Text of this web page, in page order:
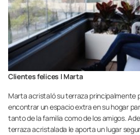
Clientes felices | Marta
Marta acristaló su terraza principalmente
encontrar un espacio extra en su hogar
tanto de la familia como de los amigos.
terraza acristalada le aporta un lugar